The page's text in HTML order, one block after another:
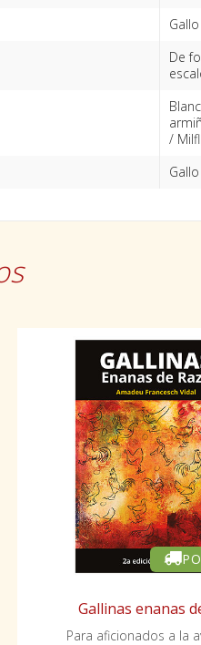
De
/
Gallinas enanas
Para aficionados a la